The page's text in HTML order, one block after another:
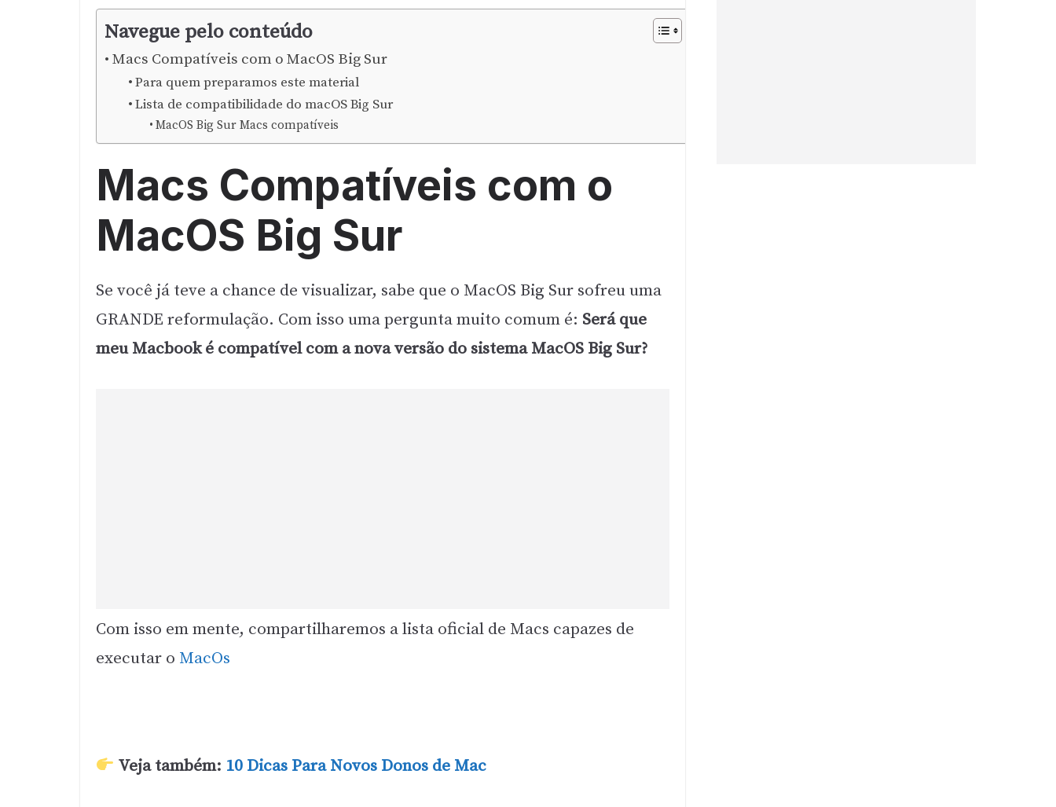
Navegue pelo conteúdo
Macs Compatíveis com o MacOS Big Sur
Para quem preparamos este material
Lista de compatibilidade do macOS Big Sur
MacOS Big Sur Macs compatíveis
Macs Compatíveis com o
MacOS Big Sur
Se você já teve a chance de visualizar, sabe que o MacOS Big Sur sofreu uma
GRANDE reformulação. Com isso uma pergunta muito comum é: Será que
meu Macbook é compatível com a nova versão do sistema MacOS Big Sur?
Com isso em mente, compartilharemos a lista oficial de Macs capazes de
executar o MacOs
Veja também: 10 Dicas Para Novos Donos de Mac